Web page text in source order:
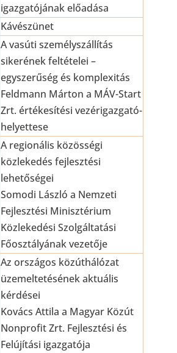
igazgatójának előadása
Kávészünet
A vasúti személyszállítás
sikerének feltételei –
egyszerűség és komplexitás
Feldmann Márton a MÁV-Start
Zrt. értékesítési vezérigazgató-
helyettese
A regionális közösségi
közlekedés fejlesztési
lehetőségei
Somodi László a Nemzeti
Fejlesztési Minisztérium
Közlekedési Szolgáltatási
Főosztályának vezetője
Az országos közúthálózat
üzemeltetésének aktuális
kérdései
Kovács Attila a Magyar Közút
Nonprofit Zrt. Fejlesztési és
Felújítási igazgatója